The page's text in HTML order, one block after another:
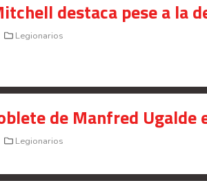
destaca pese a la
Legionarios
de Manfred
Legionarios